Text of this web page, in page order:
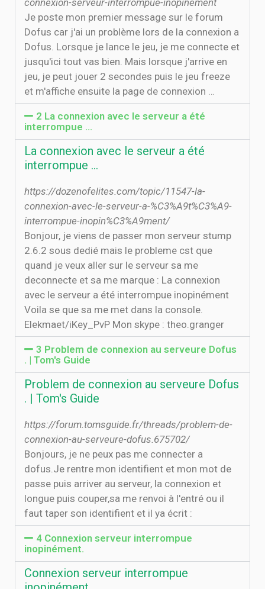
connexion-serveur-interrompue-inopinement
Je poste mon premier message sur le forum
Dofus car j'ai un problème lors de la connexion a
Dofus. Lorsque je lance le jeu, je me connecte et
jusqu'ici tout vas bien. Mais lorsque j'arrive en
jeu, je peut jouer 2 secondes puis le jeu freeze
et m'affiche ensuite la page de connexion …
2 La connexion avec le serveur a été
interrompue …
La connexion avec le serveur a été
interrompue …
https://dozenofelites.com/topic/11547-la-
connexion-avec-le-serveur-a-%C3%A9t%C3%A9-
interrompue-inopin%C3%A9ment/
Bonjour, je viens de passer mon serveur stump
2.6.2 sous dedié mais le probleme cst que
quand je veux aller sur le serveur sa me
deconnecte et sa me marque : La connexion
avec le serveur a été interrompue inopinément
Voila se que sa me met dans la console.
Elekmaet/iKey_PvP Mon skype : theo.granger
3 Problem de connexion au serveure Dofus
. | Tom's Guide
Problem de connexion au serveure Dofus
. | Tom's Guide
https://forum.tomsguide.fr/threads/problem-de-
connexion-au-serveure-dofus.675702/
Bonjours, je ne peux pas me connecter a
dofus.Je rentre mon identifient et mon mot de
passe puis arriver au serveur, la connexion et
longue puis couper,sa me renvoi à l'entré ou il
faut taper son identifient et il ya écrit :
4 Connexion serveur interrompue
inopinément.
Connexion serveur interrompue